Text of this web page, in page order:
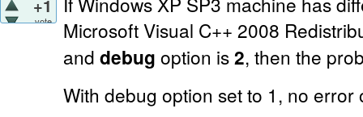
+1
vote
Microsoft Visual C++ 2008
and debug option is2, then the
With debug option set to 1, no error